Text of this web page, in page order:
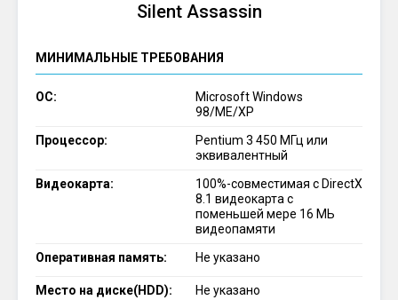
Silent Assassin
МИНИМАЛЬНЫЕ ТРЕБОВАНИЯ
ОС:
Microsoft Windows
98/ME/XP
Процессор:
Pentium 3 450 МГц или
эквивалентный
Видеокарта:
100%-совместимая с DirectX
8.1 видеокарта с
поменьшей мере 16 МЬ
видеопамяти
Оперативная память:
Не указано
Место на диске(HDD): Не указано